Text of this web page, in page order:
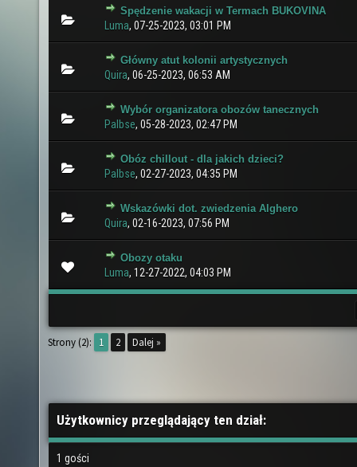
Spędzenie wakacji w Termach BUKOVINA
Luma, 07-25-2023, 03:01 PM
0 głosów - średnia ocena: 0 na 5 gwiazdek
12345
Główny atut kolonii artystycznych
Quira, 06-25-2023, 06:53 AM
0 głosów - średnia ocena: 0 na 5 gwiazdek
1234 5
Wybór organizatora obozów tanecznych
Palbse, 05-28-2023, 02:47 PM
0 głosów - średnia ocena: 0 na 5 gwiazdek
123 45
Obóz chillout - dla jakich dzieci?
Palbse, 02-27-2023, 04:35 PM
0 głosów - średnia ocena: 0 na 5 gwiazdek
123 45
Wskazówki dot. zwiedzenia Alghero
Quira, 02-16-2023, 07:56 PM
0 głosów - średnia ocena: 0 na 5 gwiazdek
12345
Obozy otaku
Luma, 12-27-2022, 04:03 PM
0 głosów - średnia ocena: 0 na 5 gwiazdek
123 45
Strony (2): 1 2 Dalej »
Użytkownicy przeglądający ten dział:
1 gości